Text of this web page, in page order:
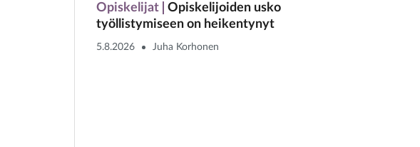
Opiskelijat
Opiskelijoiden usko
työllistymiseen on heikentynyt
5.8.2026 Juha Korhonen